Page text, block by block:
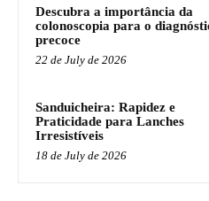
Descubra a importância da
colonoscopia para o
precoce
22 de July de 2026
Sanduicheira: Rapidez e
Praticidade para Lanches
Irresistíveis
18 de July de 2026